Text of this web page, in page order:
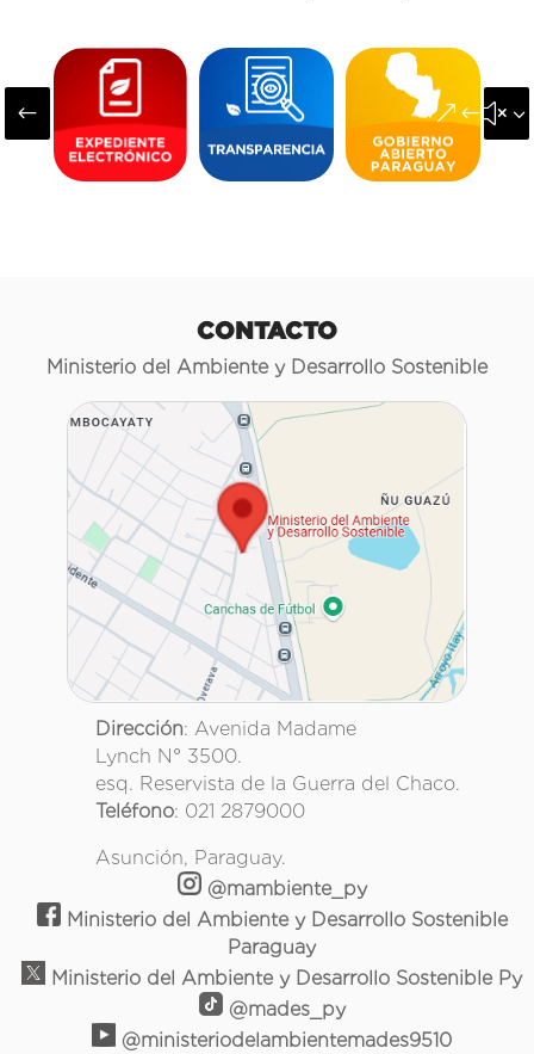
#
CONTACTO
Ministerio del Ambiente y Desarrollo Sostenible
Dirección: Avenida Madame
Lynch N° 3500.
esq. Reservista de la Guerra del Chaco.
Teléfono: 021 2879000
Asunción, Paraguay.
@mambiente_py
Ministerio del Ambiente y Desarrollo Sostenible
Paraguay
Ministerio del Ambiente y Desarrollo Sostenible Py
@mades_py
@ministeriodelambientemades9510